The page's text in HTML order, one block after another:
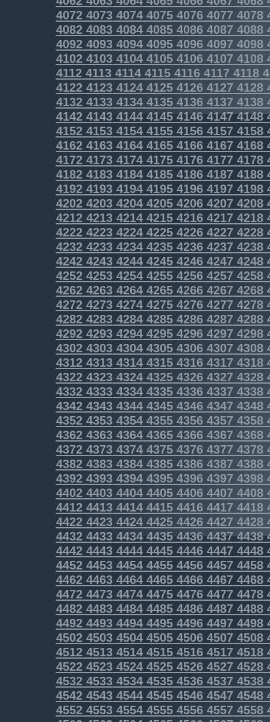
407240734074407540764077 4078
408240834084408540864087 4088
409240934094409540964097 4098
410241034104410541064107 4108
411241134114411541164117 4118
412241234124412541264127 4128
413241334134413541364137 4138
4142414341444145414641474148
4152415341544155415641574158
4162416341644165416641674168
4172417341744175417641774178
4182418341844185418641874188
4192419341944195419641974198
4202420342044205420642074208
4212421342144215421642174218
4222422342244225422642274228
4232423342344235423642374238
4242424342444245424642474248
4252425342544255425642574258
4262426342644265426642674268
4272427342744275427642774278
428242834284428542864287 4288
429242934294429542964297 4298
430243034304430543064307 4308
431243134314431543164317 4318
432243234324432543264327 4328
433243334334433543364337 4338
434243434344434543464347 4348
435243534354435543564357 4358
436243634364436543664367 4368
437243734374437543764377 4378
438243834384438543864387 4388
439243934394439543964397 4398
440244034404440544064407 4408
441244134414441544164417 4418
442244234424442544264427 4428
4432443344344435443644374438
4442444344444445444644474448
4452445344544455445644574458
4462446344644465446644674468
4472447344744475447644774478
4482448344844485448644874488
4492449344944495449644974498
4502450345044505450645074508
4512451345144515451645174518
4522452345244525452645274528
4532453345344535453645374538
4542454345444545454645474548
4552455345544555455645574558